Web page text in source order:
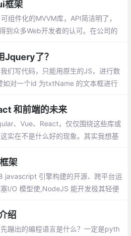
框架
组件化的MVVM库，API简洁明了，
到众多Web开发者的认可。在公司的
Jquery了？
们写代码，只能用原生的JS，进行数
如对一个id 为txtName 的文本框进行
好的方式。
和前端的未来
、Vue、React，仅仅围绕这些库或
实在不是什么好的现象。其实我想基
端社区不太好的风气。
架
javascript 引擎构建的开源、跨平台运
I/O 模型使,NodeJS 能开发极其轻便
绍
蹦出的编程语言是什么？一定是pyth